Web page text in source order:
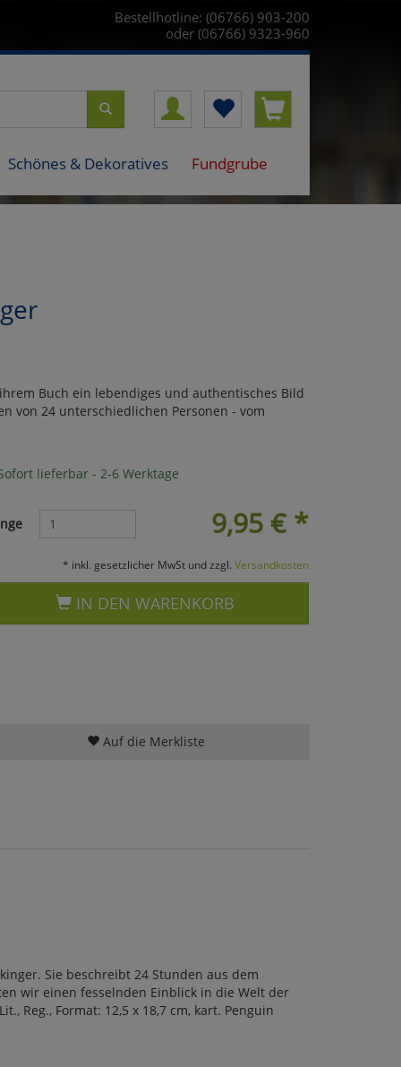
Bestellhotline: (06766) 903-200
oder (06766) 9323-960
Schönes & Dekoratives Fundgrube
Buch ein lebendiges und authentisches Bild
von 24 unterschiedlichen Personen - vom
lieferbar - 2-6 Werktage
9,95 €*
* inkl. gesetzlicher MwSt und zzgl. Versandkosten
IN DEN WARENKORB
Auf die Merkliste
Sie beschreibt 24 Stunden aus dem
wir einen fesselnden Einblick in die Welt der
Reg., Format: 12,5 x 18,7 cm, kart. Penguin